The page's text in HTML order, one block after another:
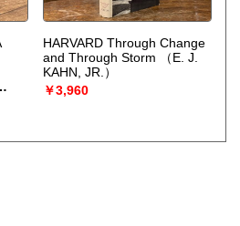
HARVARD Through Change
and Through Storm
（E. J.
KAHN, JR.）
￥3,960